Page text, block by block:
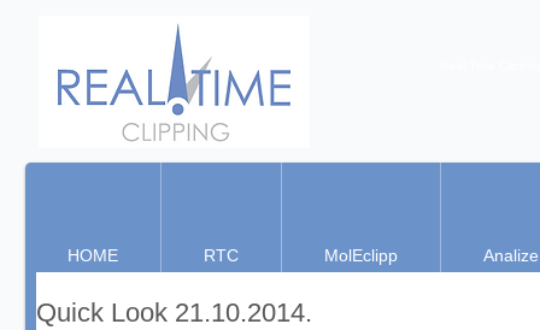
HOME RTC MolEclipp Analize
Quick Look 21.10.2014.